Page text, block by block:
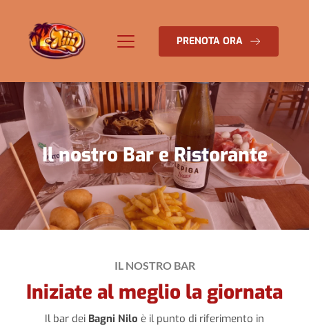
PRENOTA ORA
Il nostro Bar e Ristorante
IL NOSTRO BAR
Iniziate al meglio la giornata
Il bar dei Bagni Nilo è il punto di riferimento in